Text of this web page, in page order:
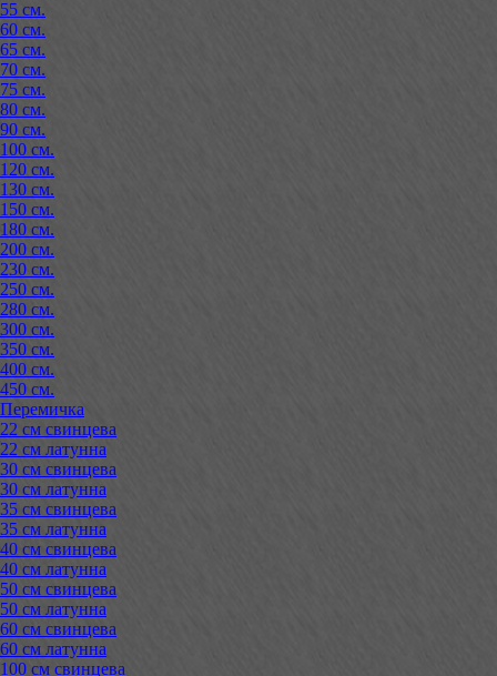
55 см.
60 см.
65 см.
70 см.
75 см.
80 см.
90 см.
100 см.
120 см.
130 см.
150 см.
180 см.
200 см.
230 см.
250 см.
280 см.
300 см.
350 см.
400 см.
450 см.
Перемичка
22 см свинцева
22 см латунна
30 см свинцева
30 см латунна
35 см свинцева
35 см латунна
40 см свинцева
40 см латунна
50 см свинцева
50 см латунна
60 см свинцева
60 см латунна
100 см свинцева